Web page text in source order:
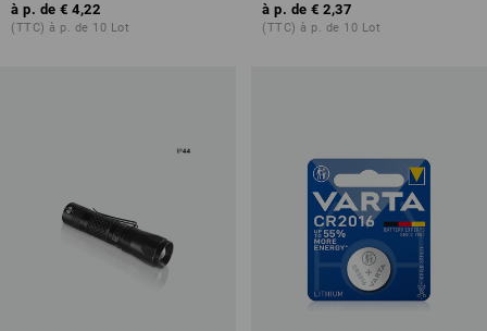
à p. de € 4,22
(TTC) à p. de 10 Lot
à p. de € 2,37
(TTC) à p. de 10 Lot